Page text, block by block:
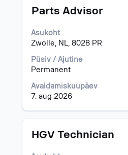
Ametinimetus
Parts Advisor
Asukoht
Zwolle, NL, 8028 PR
Püsiv / Ajutine
Permanent
Avaldamiskuupäev
7. aug 2026
Töö
täieliku
sisu
kuvamiseks
valige
tühikuklahviga.
Ametinimetus
HGV Technician
Töö
täieliku